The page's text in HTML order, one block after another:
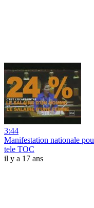
3:44
Manifestation nationale
tele TOC
il y a 17 ans